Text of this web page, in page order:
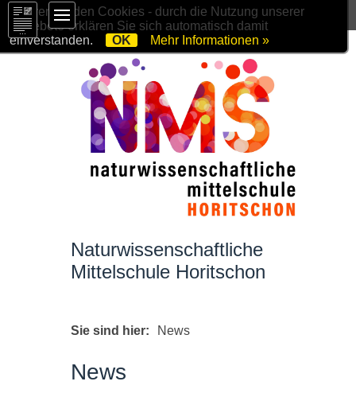
Naturwissenschaftliche
Mittelschule Horitschon
Sie sind hier: News
News
Wir verwenden Cookies - durch die Nutzung unserer
Angebote erklären Sie sich automatisch damit
einverstanden.
OK Mehr Informationen »